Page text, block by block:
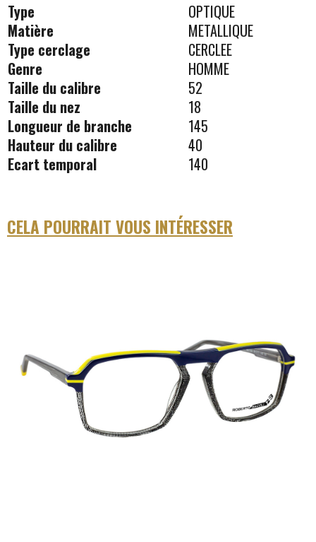
Type
OPTIQUE
Matière
METALLIQUE
Type cerclage
CERCLEE
Genre
HOMME
Taille du calibre
52
Taille du nez
18
Longueur de branche
145
Hauteur du calibre
40
Ecart temporal
140
CELA POURRAIT VOUS INTÉRESSER